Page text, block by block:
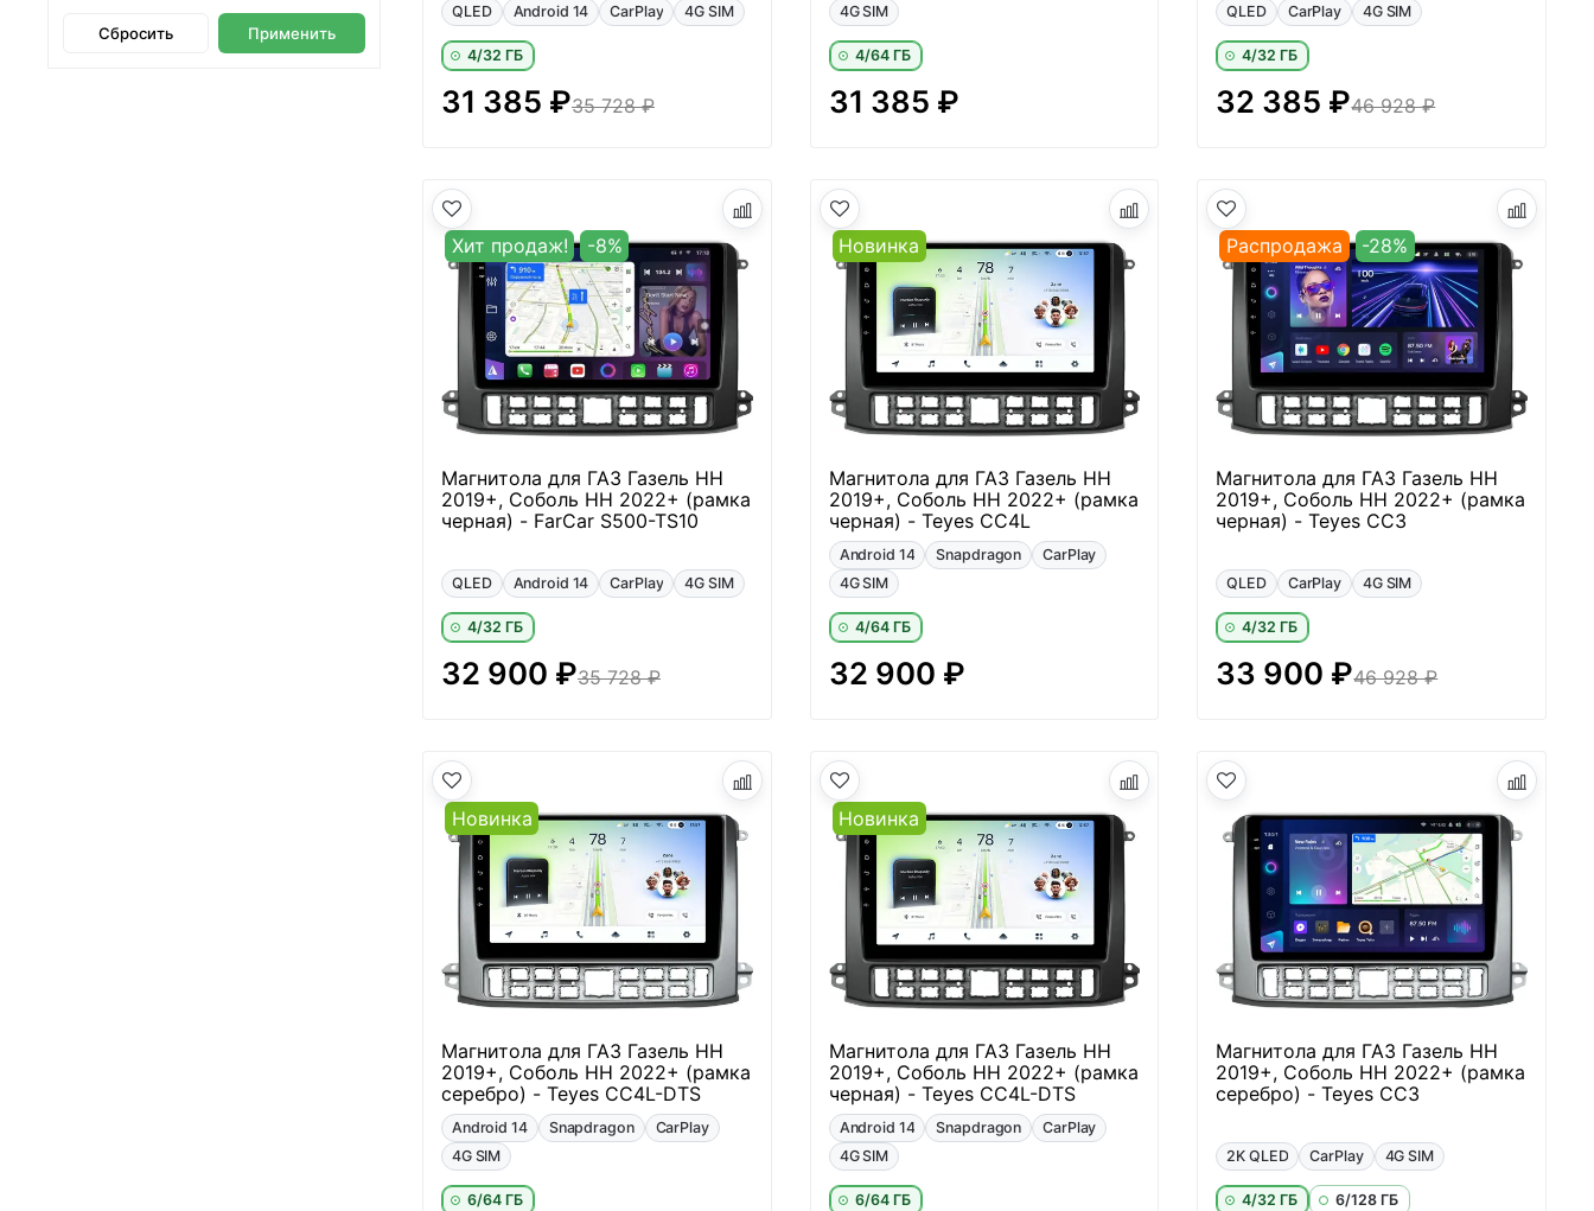
QLED Android 14 CarPlay 4G SIM
4/32 ГБ
35 728 ₽
31 385 ₽
4G SIM
4/64 ГБ
31 385 ₽
QLED CarPlay 4G SIM
4/32 ГБ
46 928 ₽
32 385 ₽
Хит продаж! -8%
Магнитола для ГАЗ Газель НН
2019+, Соболь НН 2022+ (рамка
черная) - FarCar S500-TS10
QLED Android 14 CarPlay 4G SIM
4/32 ГБ
35 728 ₽
32 900 ₽
Новинка
Магнитола для ГАЗ Газель НН
2019+, Соболь НН 2022+ (рамка
черная) - Teyes CC4L
Android 14 Snapdragon
CarPlay
4G SIM
4/64 ГБ
32 900 ₽
Распродажа -28%
Магнитола для ГАЗ Газель НН
2019+, Соболь НН 2022+ (рамка
черная) - Teyes CC3
QLED CarPlay 4G SIM
4/32 ГБ
46 928 ₽
33 900 ₽
Новинка
Магнитола для ГАЗ Газель НН
2019+, Соболь НН 2022+ (рамка
серебро) - Teyes CC4L-DTS
Android 14 Snapdragon
CarPlay
4G SIM
6/64 ГБ
Новинка
Магнитола для ГАЗ Газель НН
2019+, Соболь НН 2022+ (рамка
черная) - Teyes CC4L-DTS
Android 14 Snapdragon
CarPlay
4G SIM
6/64 ГБ
Магнитола для ГАЗ Газель НН
2019+, Соболь НН 2022+ (рамка
серебро) - Teyes CC3
2K QLED CarPlay 4G SIM
4/32 ГБ 6/128 ГБ
Сбросить Применить